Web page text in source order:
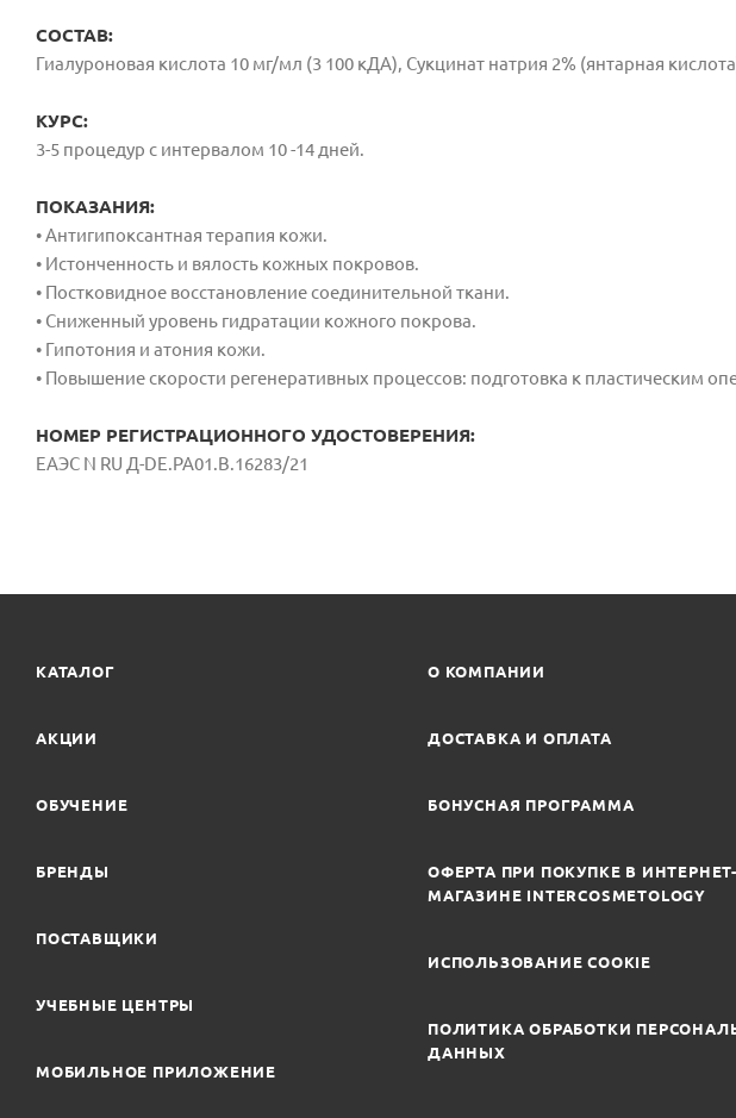
СОСТАВ:
Гиалуроновая кислота 10 мг/мл (3 100 кДА), Сукцинат натрия 2% (янтарная
КУРС:
3-5 процедур с интервалом 10 -14 дней.
ПОКАЗАНИЯ:
• Антигипоксантная терапия кожи.
• Истонченность и вялость кожных покровов.
• Постковидное восстановление соединительной ткани.
• Сниженный уровень гидратации кожного покрова.
• Гипотония и атония кожи.
• Повышение скорости регенеративных процессов: подготовка к пластическим
НОМЕР РЕГИСТРАЦИОННОГО УДОСТОВЕРЕНИЯ:
ЕАЭС N RU Д-DE.PA01.B.16283/21
КАТАЛОГ
АКЦИИ
ОБУЧЕНИЕ
БРЕНДЫ
ПОСТАВЩИКИ
УЧЕБНЫЕ ЦЕНТРЫ
МОБИЛЬНОЕ ПРИЛОЖЕНИЕ
О КОМПАНИИ
ДОСТАВКА И ОПЛАТА
БОНУСНАЯ ПРОГРАММА
ОФЕРТА ПРИ ПОКУПКЕ В ИНТЕРНЕТ-
МАГАЗИНЕ INTERCOSMETOLOGY
ИСПОЛЬЗОВАНИЕ COOKIE
ПОЛИТИКА ОБРАБОТКИ
ДАННЫХ